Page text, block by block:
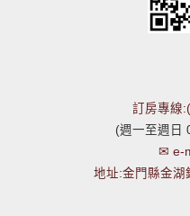
訂房專線
(週一至週日
✉ e-
地址:金門縣金湖